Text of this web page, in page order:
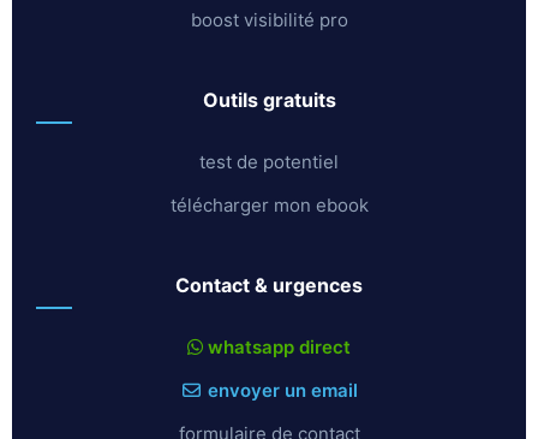
boost visibilité pro
outils gratuits
test de potentiel
télécharger mon ebook
contact & urgences
whatsapp direct
envoyer un email
formulaire de contact